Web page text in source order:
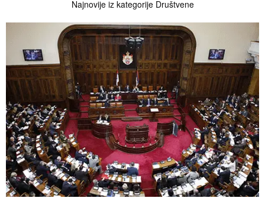
Najnovije iz kategorije Društvene